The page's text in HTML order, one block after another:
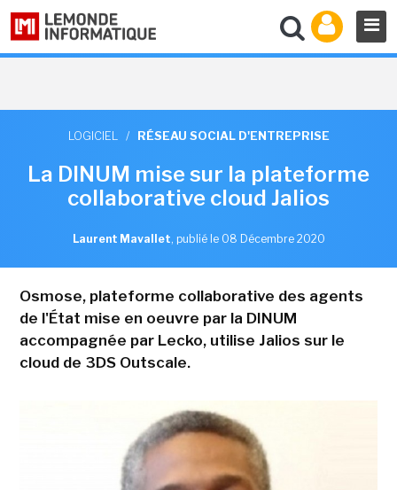
LOGICIEL / RÉSEAU SOCIAL D'ENTREPRISE
La DINUM mise sur la plateforme
collaborative cloud Jalios
Laurent Mavallet, publié le 08 Décembre 2020
Osmose, plateforme collaborative des agents
de l'État mise en oeuvre par la DINUM
accompagnée par Lecko, utilise Jalios sur le
cloud de 3DS Outscale.